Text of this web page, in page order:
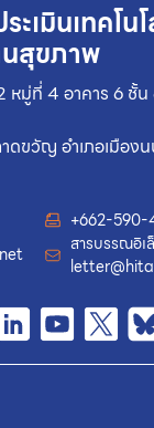
ะเมินเทคโน
นสุขภาพ
มู่ที่ 4 อาคาร 6 ชั้น
ขวัญ อำเภอเมือง
+662-590-
สารบรรณอิ